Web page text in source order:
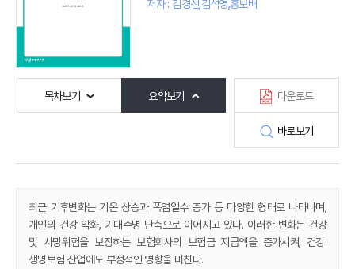
저자 : 김경선,김석영,홍보배
목차보기 요약보기 다운로드
바로보기
최근 기후변화는 기온 상승과 폭염일수 증가 등 다양한 형태로 나타나며,
개인의 건강 악화, 기대수명 단축으로 이어지고 있다. 이러한 변화는 건강
및 사망위험을 보장하는 보험회사의 보험금 지급액을 증가시켜, 건강·
생명보험 산업에도 부정적인 영향을 미친다.